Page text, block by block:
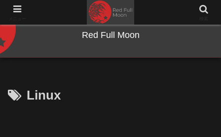
NWとキーボードのジャンク沼に沈む夜
Red Full Moon
Linux